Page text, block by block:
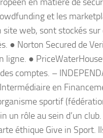
et les
web, sont stockés
● Norton Secured de
●
comptes. –
en
sportif
rôle au sein d’un club.
éthique Give in Sport.